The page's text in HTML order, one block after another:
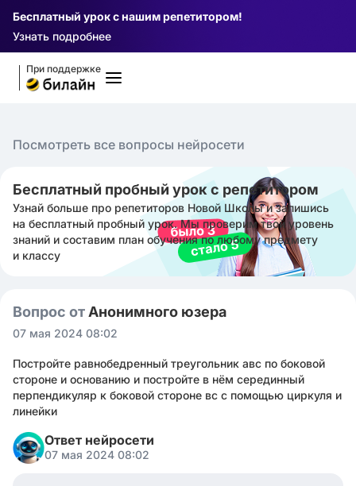
Бесплатный урок с нашим репетитором!
Узнать подробнее
При поддержке
Посмотреть все вопросы нейросети
Бесплатный пробный урок с репетитором
Узнай больше про репетиторов Новой Школы и запишись
на бесплатный пробный урок. Мы проверим твой уровень
знаний и составим план обучения по любому предмету
и классу
Вопрос от Анонимного юзера
07 мая 2024 08:02
Постройте равнобедренный треугольник авс по боковой
стороне и основанию и постройте в нём серединный
перпендикуляр к боковой стороне вс с помощью циркуля и
линейки
Ответ нейросети
07 мая 2024 08:02